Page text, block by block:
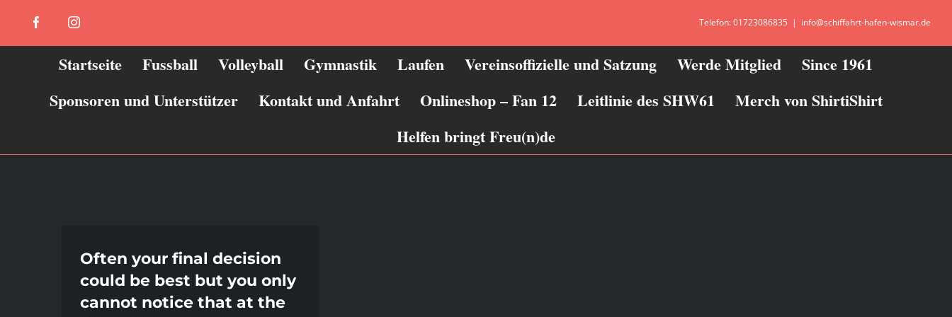
FacebookInstagram Telefon: 01723086835 | info@schiffahrt-hafen-wismar.de
Startseite Fussball Volleyball Gymnastik Laufen Vereinsoffizielle und Satzung Werde Mitglied
Since 1961
Sponsoren und Unterstützer
Kontakt und Anfahrt Onlineshop – Fan 12 Leitlinie des SHW61
Merch von ShirtiShirt
Helfen bringt Freu(n)de
Often your final decision
could be best but you only
cannot notice that at the